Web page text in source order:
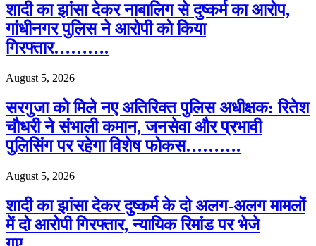
शादी का झांसा देकर नाबालिग से दुष्कर्म का आरोप,
गांधीनगर पुलिस ने आरोपी को किया
गिरफ्तार……….
August 5, 2026
सरगुजा को मिले नए अतिरिक्त पुलिस अधीक्षक: रितेश
चौधरी ने संभाली कमान, जनसेवा और प्रभावी
पुलिसिंग पर रहेगा विशेष फोकस……….
August 5, 2026
शादी का झांसा देकर दुष्कर्म के दो अलग-अलग मामलों
में दो आरोपी गिरफ्तार, न्यायिक रिमांड पर भेजे